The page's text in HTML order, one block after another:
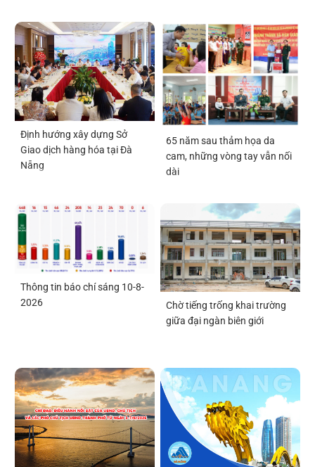
Định hướng xây dựng Sở
Giao dịch hàng hóa tại Đà
Nẵng
65 năm sau thảm họa da
cam, những vòng tay vẫn nối
dài
Thông tin báo chí sáng 10-8-
2026
Chờ tiếng trống khai trường
giữa đại ngàn biên giới